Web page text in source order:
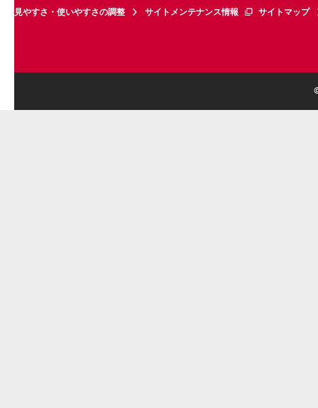
見やすさ・使いやすさの調整
サイトメンテナンス情報 サイトマップ